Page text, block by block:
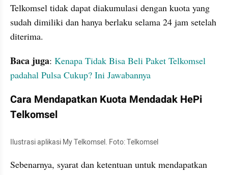
Telkomsel tidak dapat diakumulasi dengan kuota yang
sudah dimiliki dan hanya berlaku selama 24 jam setelah
diterima.
Baca juga: Kenapa Tidak Bisa Beli Paket Telkomsel
padahal Pulsa Cukup? Ini Jawabannya
Cara Mendapatkan Kuota Mendadak HePi
Telkomsel
Ilustrasi aplikasi My Telkomsel. Foto: Telkomsel
Sebenarnya, syarat dan ketentuan untuk mendapatkan